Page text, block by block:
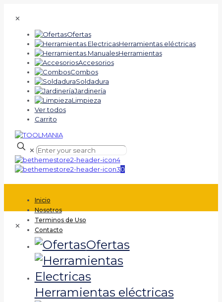
✕
Ofertas
Herramientas eléctricas
Herramientas
Accesorios
Combos
Soldadura
Jardinería
Limpieza
Ver todos
Carrito
✕
0
Inicio
Nosotros
Terminos de Uso
Contacto
✕
Ofertas
Herramientas eléctricas